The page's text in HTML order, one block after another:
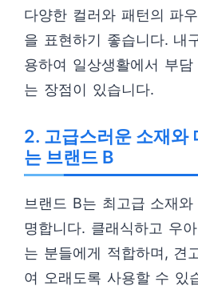
다양한 컬러와 패턴의 파
을 표현하기 좋습니다. 내
용하여 일상생활에서 부
는 장점이 있습니다.
2. 고급스러운 소재와
는 브랜드 B
브랜드 B는 최고급 소재
명합니다. 클래식하고 우
는 분들에게 적합하며, 견
여 오래도록 사용할 수 있